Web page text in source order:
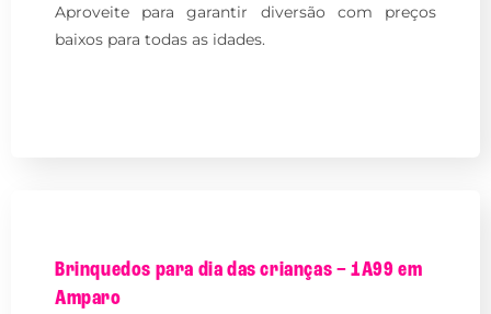
Aproveite para garantir diversão com preços
baixos para todas as idades.
Brinquedos para dia das crianças – 1A99 em
Amparo